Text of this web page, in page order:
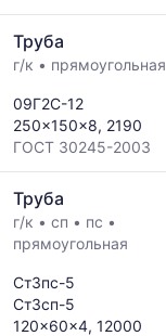
месяц.
Статистика
по
актуальным
предложениям
и
обновляется
по
мере
прайс-
листов.
поставщиков
по
запросу
Труба
г/к • прямоугольная
09Г2С-12
250x150x8, 2190
ГОСТ 30245-2003
Труба
г/к • сп • пс •
прямоугольная
Ст3пс-5
Ст3сп-5
120x60x4, 12000